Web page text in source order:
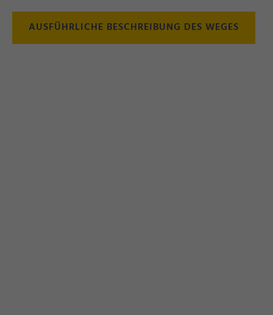
AUSFÜHRLICHE BESCHREIBUNG DES WEGES